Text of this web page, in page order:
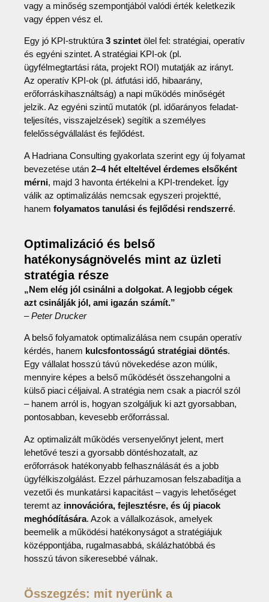
vagy a minőség szempontjából valódi érték keletkezik
vagy éppen vész el.
Egy jó KPI-struktúra 3 szintet ölel fel: stratégiai, operatív
és egyéni szintet. A stratégiai KPI-ok (pl.
ügyfélmegtartási ráta, projekt ROI) mutatják az irányt.
Az operatív KPI-ok (pl. átfutási idő, hibaarány,
erőforráskihasználtság) a napi működés minőségét
jelzik. Az egyéni szintű mutatók (pl. időarányos feladat-
teljesítés, visszajelzések) segítik a személyes
felelősségvállalást és fejlődést.
A Hadriana Consulting gyakorlata szerint egy új folyamat
bevezetése után 2–4 hét elteltével érdemes elsőként
mérni, majd 3 havonta értékelni a KPI-trendeket. Így
válik az optimalizálás nemcsak egyszeri projektté,
hanem folyamatos tanulási és fejlődési rendszerré.
Optimalizáció és belső
hatékonyságnövelés mint az üzleti
stratégia része
„Nem elég jól csinálni a dolgokat. A legjobb cégek
azt csinálják jól, ami igazán számít.”
–Peter Drucker
A belső folyamatok optimalizálása nem csupán operatív
kérdés, hanem kulcsfontosságú stratégiai döntés.
Egy vállalat hosszú távú növekedése azon múlik,
mennyire képes a belső működését összehangolni a
külső piaci céljaival. A stratégia nem csak a piacról szól
– hanem arról is, hogyan szolgáljuk ki azt gyorsabban,
pontosabban, kevesebb erőforrással.
Az optimalizált működés versenyelőnyt jelent, mert
lehetővé teszi a gyorsabb döntéshozatalt, az
erőforrások hatékonyabb felhasználását és a jobb
ügyfélkiszolgálást. Ezzel párhuzamosan felszabadítja a
vezetői és munkatársi kapacitást – vagyis lehetőséget
teremt az innovációra, fejlesztésre, és új piacok
meghódítására. Azok a vállalkozások, amelyek
beemelik a működési hatékonyságot a stratégiájuk
középpontjába, rugalmasabbá, skálázhatóbbá és
hosszú távon sikeresebbé válnak.
Összegzés: mit nyerünk a